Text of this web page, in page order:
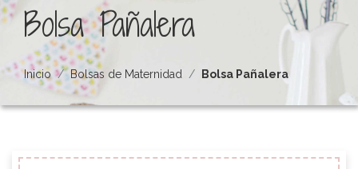
Bolsa Pañalera
Inicio Bolsas de Maternidad Bolsa Pañalera